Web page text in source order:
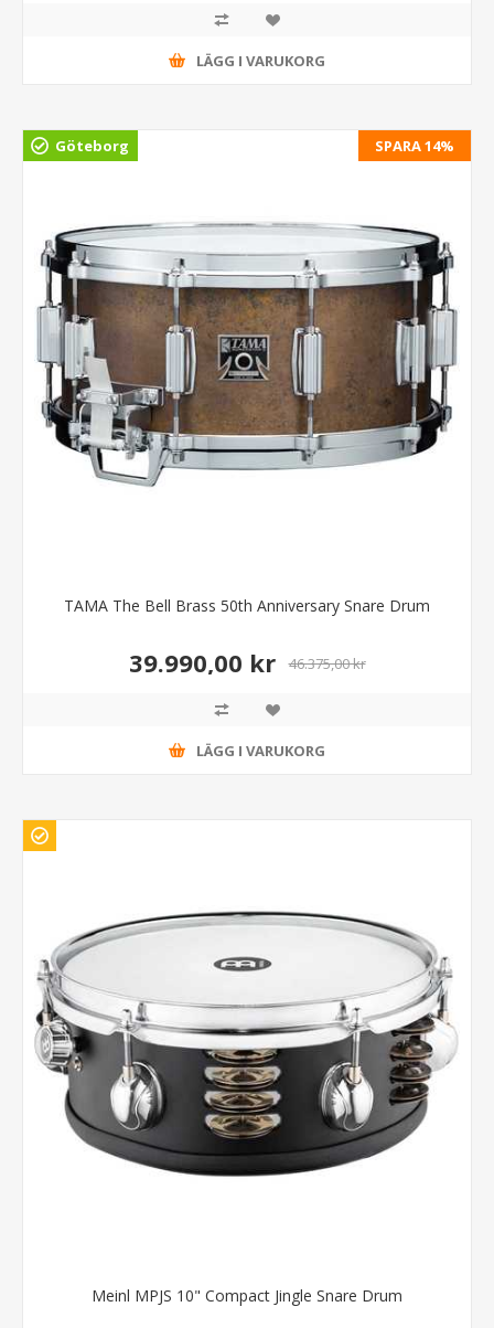
LÄGG I VARUKORG
SPARA 14%
Göteborg
TAMA The Bell Brass 50th Anniversary Snare Drum
39.990,00 kr 46.375,00 kr
LÄGG I VARUKORG
Meinl MPJS 10" Compact Jingle Snare Drum